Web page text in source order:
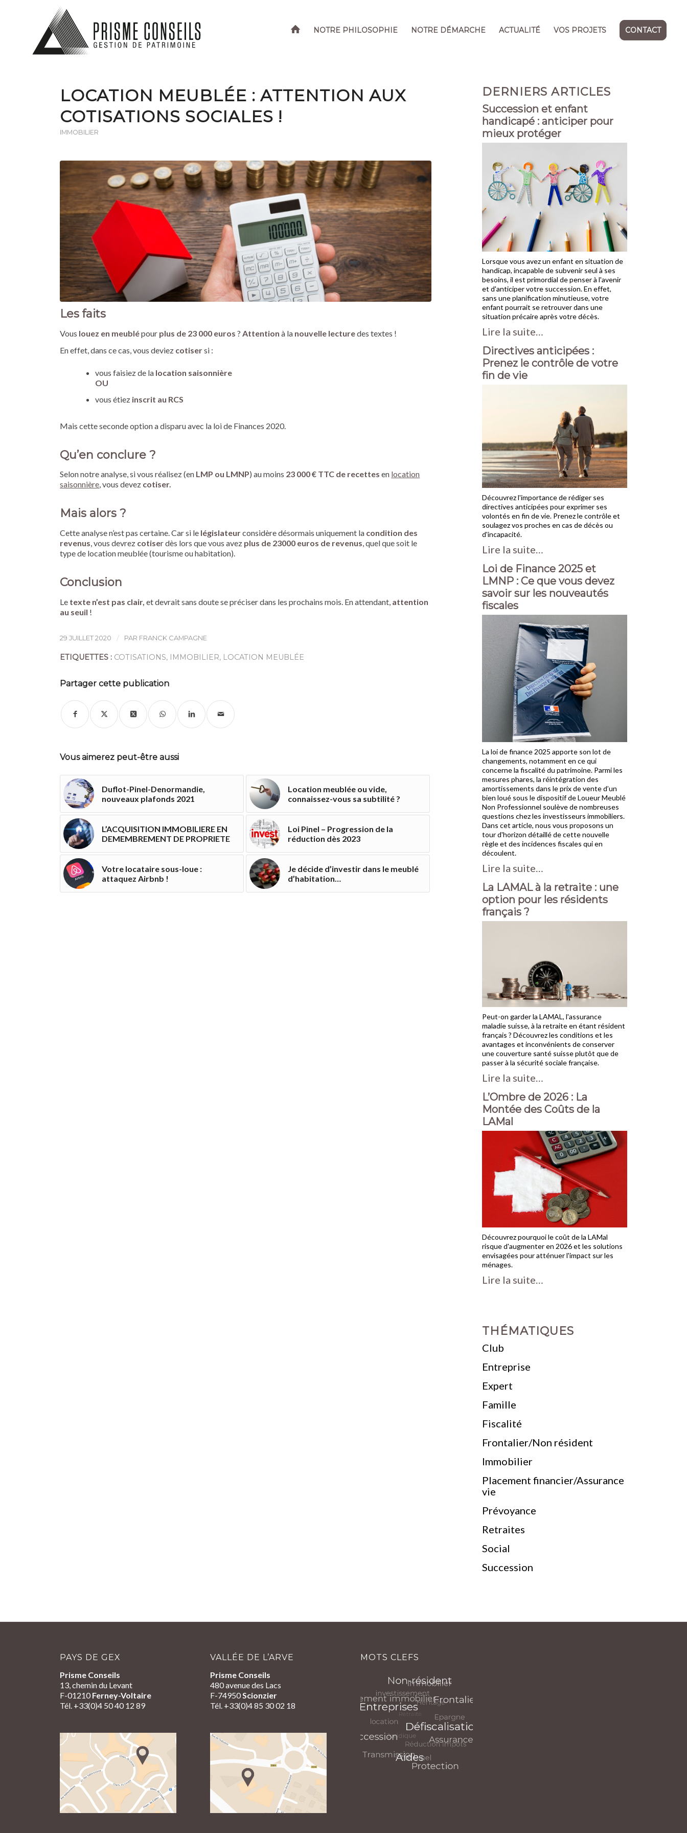
NOTRE PHILOSOPHIE NOTRE DÉMARCHE ACTUALITÉ VOS PROJETS CONTACT
LOCATION MEUBLÉE : ATTENTION AUX
COTISATIONS SOCIALES !
IMMOBILIER
Les faits
Vous louez en meublépour plus de 23 000 euros ? Attention à la nouvelle lecturedes textes !
En effet, dans ce cas, vous deviez cotisersi :
vous faisiez de la location saisonnière
OU
vous étiez inscrit au RCS
Mais cette seconde option a disparu avec la loi de Finances 2020.
Qu’en conclure ?
Selon notre analyse, si vous réalisez (en LMP ou LMNP) au moins 23 000 € TTC de recettes en location
saisonnière, vous devez cotiser.
Mais alors ?
Cette analyse n’est pas certaine. Car si le législateurconsidère désormais uniquement la condition des
revenus, vous devrez cotiser dès lors que vous avez plus de 23000 euros de revenus, quel que soit le
type de location meublée (tourisme ou habitation).
Conclusion
Le texte n’est pas clair, et devrait sans doute se préciser dans les prochains mois. En attendant, attention
au seuil !
29 JUILLET 2020 / PAR FRANCK CAMPAGNE
ETIQUETTES : COTISATIONS, IMMOBILIER, LOCATION MEUBLÉE
Partager cette publication
Vous aimerez peut-être aussi
Duflot-Pinel-Denormandie,
nouveaux plafonds 2021
Location meublée ou vide,
connaissez-vous sa subtilité ?
L’ACQUISITION IMMOBILIERE EN
DEMEMBREMENT DE PROPRIETE
Loi Pinel – Progression de la
réduction dès 2023
Votre locataire sous-loue :
attaquez Airbnb !
Je décide d’investir dans le meublé
d’habitation…
DERNIERS ARTICLES
Succession et enfant
handicapé : anticiper pour
mieux protéger
Lorsque vous avez un enfant en situation de
handicap, incapable de subvenir seul à ses
besoins, il est primordial de penser à l'avenir
et d'anticiper votre succession. En effet,
sans une planification minutieuse, votre
enfant pourrait se retrouver dans une
situation précaire après votre décès.
Lire la suite…
Directives anticipées :
Prenez le contrôle de votre
fin de vie
Découvrez l'importance de rédiger ses
directives anticipées pour exprimer ses
volontés en fin de vie. Prenez le contrôle et
soulagez vos proches en cas de décès ou
d'incapacité.
Lire la suite…
Loi de Finance 2025 et
LMNP : Ce que vous devez
savoir sur les nouveautés
fiscales
La loi de finance 2025 apporte son lot de
changements, notamment en ce qui
concerne la fiscalité du patrimoine. Parmi les
mesures phares, la réintégration des
amortissements dans le prix de vente d’un
bien loué sous le dispositif de Loueur Meublé
Non Professionnel soulève de nombreuses
questions chez les investisseurs immobiliers.
Dans cet article, nous vous proposons un
tour d'horizon détaillé de cette nouvelle
règle et des incidences fiscales qui en
découlent.
Lire la suite…
La LAMAL à la retraite : une
option pour les résidents
français ?
Peut-on garder la LAMAL, l'assurance
maladie suisse, à la retraite en étant résident
français ? Découvrez les conditions et les
avantages et inconvénients de conserver
une couverture santé suisse plutôt que de
passer à la sécurité sociale française.
Lire la suite…
L’Ombre de 2026 : La
Montée des Coûts de la
LAMal
Découvrez pourquoi le coût de la LAMal
risque d'augmenter en 2026 et les solutions
envisagées pour atténuer l'impact sur les
ménages.
Lire la suite…
THÉMATIQUES
Club
Entreprise
Expert
Famille
Fiscalité
Frontalier/Non résident
Immobilier
Placement financier/Assurance
vie
Prévoyance
Retraites
Social
Succession
PAYS DE GEX
Prisme Conseils
13, chemin du Levant
F-01210 Ferney-Voltaire
Tél. +33(0)4 50 40 12 89
VALLÉE DE L’ARVE
Prisme Conseils
480 avenue des Lacs
F-74950 Scionzier
Tél. +33(0)4 85 30 02 18
MOTS CLEFS